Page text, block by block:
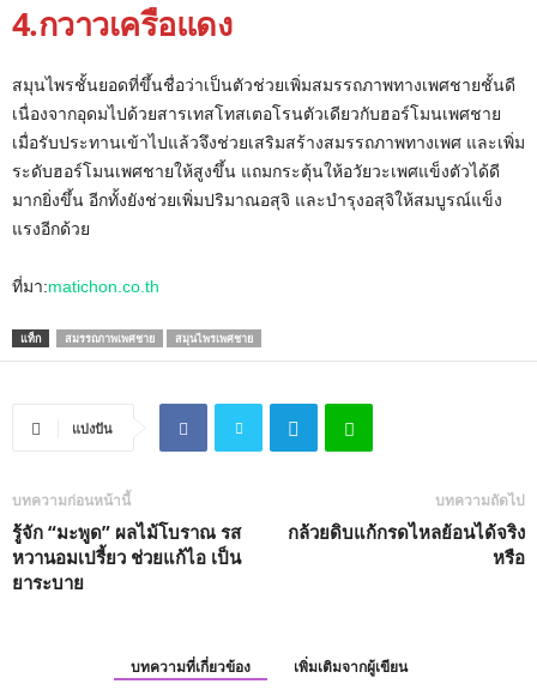
4.กวาวเครือแดง
สมุนไพรชั้นยอดที่ขึ้นชื่อว่าเป็นตัวช่วยเพิ่มสมรรถภาพทางเพศชายชั้นดี
เนื่องจากอุดมไปด้วยสารเทสโทสเตอโรนตัวเดียวกับฮอร์โมนเพศชาย
เมื่อรับประทานเข้าไปแล้วจึงช่วยเสริมสร้างสมรรถภาพทางเพศ และเพิ่ม
ระดับฮอร์โมนเพศชายให้สูงขึ้น แถมกระตุ้นให้อวัยวะเพศแข็งตัวได้ดี
มากยิ่งขึ้น อีกทั้งยังช่วยเพิ่มปริมาณอสุจิ และบำรุงอสุจิให้สมบูรณ์แข็ง
แรงอีกด้วย
ที่มา:matichon.co.th
แท็ก สมรรถภาพเพศชาย สมุนไพรเพศชาย
แบ่งปัน
บทความก่อนหน้านี้
รู้จัก “มะพูด” ผลไม้โบราณ รส
หวานอมเปรี้ยว ช่วยแก้ไอ เป็น
ยาระบาย
บทความถัดไป
กล้วยดิบแก้กรดไหลย้อนได้จริง
หรือ
บทความที่เกี่ยวข้อง เพิ่มเติมจากผู้เขียน